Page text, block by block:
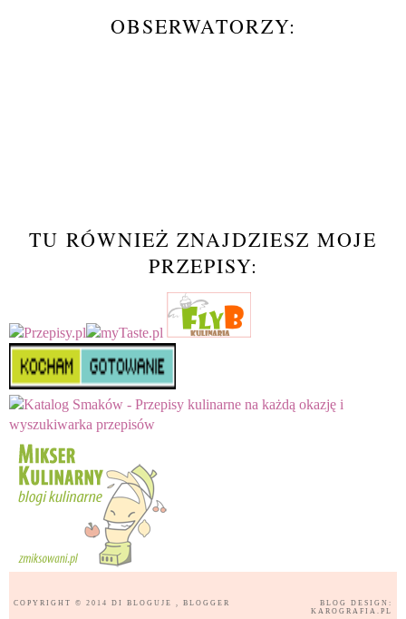
OBSERWATORZY:
TU RÓWNIEŻ ZNAJDZIESZ MOJE
PRZEPISY:
COPYRIGHT © 2014 DI BLOGUJE , BLOGGER
BLOG DESIGN:
KAROGRAFIA.PL